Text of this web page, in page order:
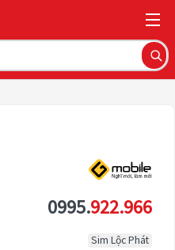
0995.922.966
Sim Lộc Phát